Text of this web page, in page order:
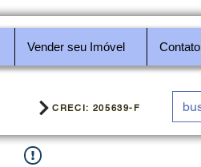
Vender seu Imóvel Contato
CRECI: 205639-F